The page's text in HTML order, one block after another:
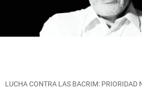
LUCHA CONTRA LAS BACRIM: PRIORIDAD